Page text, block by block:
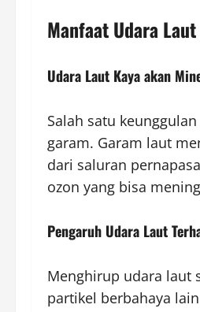
Manfaat Udara
Udara Laut Kaya akan
Salah satu
garam. Garam laut
dari saluran
ozon yang bisa
Pengaruh Udara Laut
Menghirup udara laut
partikel berbahaya